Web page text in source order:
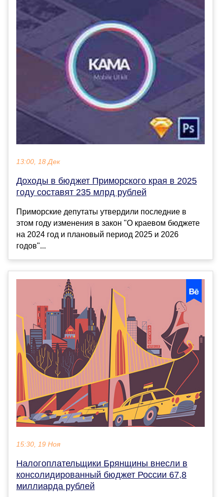
13:00, 18 Дек
Доходы в бюджет Приморского края в 2025
году составят 235 млрд рублей
Приморские депутаты утвердили последние в
этом году изменения в закон "О краевом бюджете
на 2024 год и плановый период 2025 и 2026
годов"...
15:30, 19 Ноя
Налогоплательщики Брянщины внесли в
консолидированный бюджет России 67,8
миллиарда рублей